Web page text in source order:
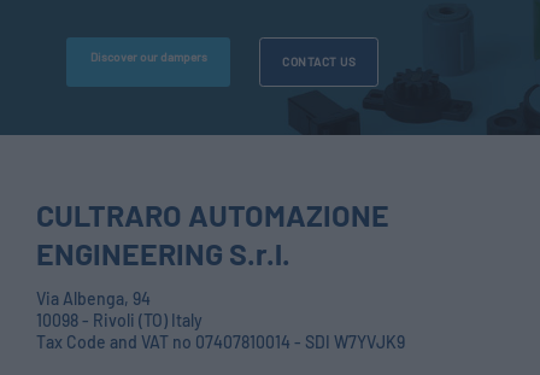
Discover our dampers CONTACT US
CULTRARO AUTOMAZIONE
ENGINEERING S.r.l.
Via Albenga, 94
10098 - Rivoli (TO) Italy
Tax Code and VAT no 07407810014 - SDI W7YVJK9